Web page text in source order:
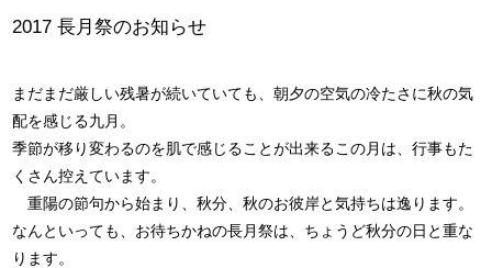
2017 長月祭のお知らせ
まだまだ厳しい残暑が続いていても、朝夕の空気の冷たさに秋の気
配を感じる九月。
季節が移り変わるのを肌で感じることが出来るこの月は、行事もた
くさん控えています。
重陽の節句から始まり、秋分、秋のお彼岸と気持ちは逸ります。
なんといっても、お待ちかねの長月祭は、ちょうど秋分の日と重な
ります。